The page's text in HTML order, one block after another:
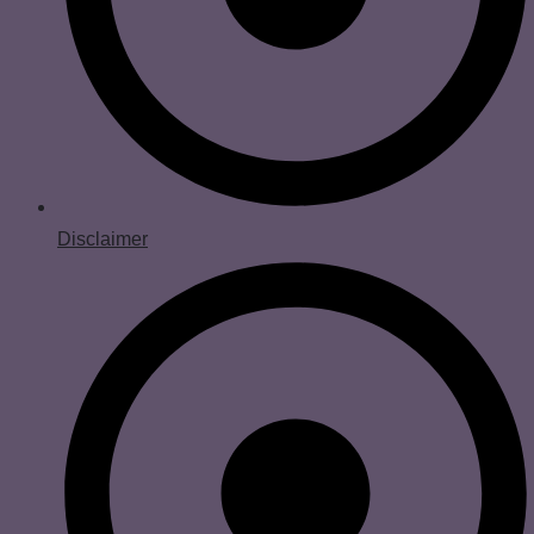
Disclaimer